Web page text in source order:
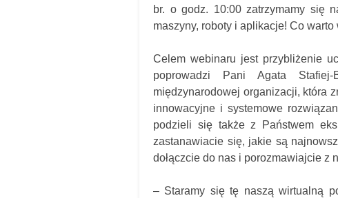
br. o godz. 10:00 zatrzymamy się
maszyny, roboty i aplikacje! Co
Celem webinaru jest przybliżenie
poprowadzi Pani Agata
międzynarodowej organizacji, która
innowacyjne i systemowe
podzieli się także z Państwem
zastanawiacie się, jakie są
dołączcie do nas i porozmawiajcie z
– Staramy się tę naszą wirtualną